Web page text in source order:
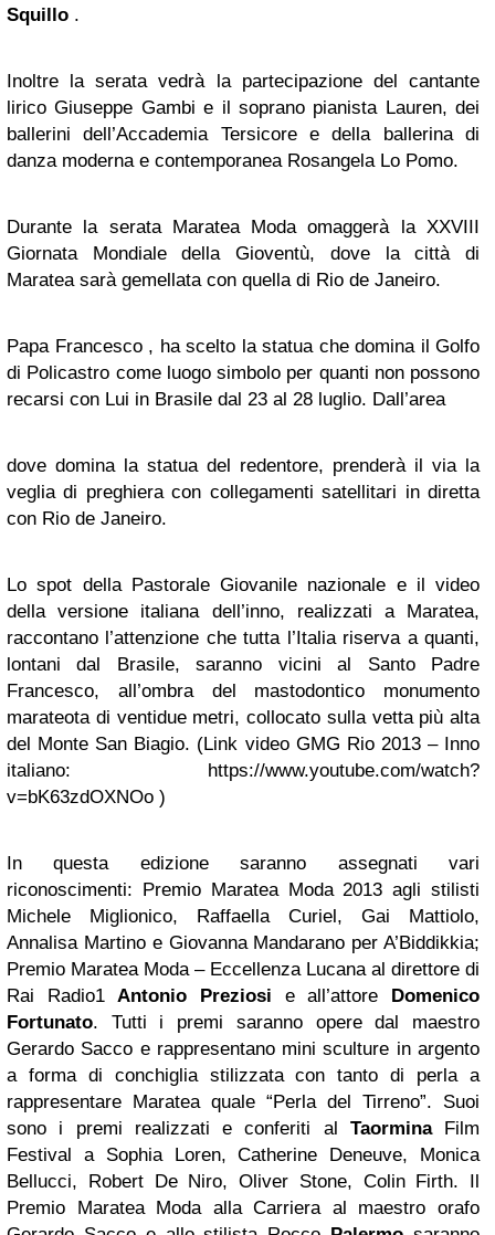
Squillo .
Inoltre la serata vedrà la partecipazione del cantante
lirico Giuseppe Gambi e il soprano pianista Lauren, dei
ballerini dell’Accademia Tersicore e della ballerina di
danza moderna e contemporanea Rosangela Lo Pomo.
Durante la serata Maratea Moda omaggerà la XXVIII
Giornata Mondiale della Gioventù, dove la città di
Maratea sarà gemellata con quella di Rio de Janeiro.
Papa Francesco , ha scelto la statua che domina il Golfo
di Policastro come luogo simbolo per quanti non possono
recarsi con Lui in Brasile dal 23 al 28 luglio. Dall’area
dove domina la statua del redentore, prenderà il via la
veglia di preghiera con collegamenti satellitari in diretta
con Rio de Janeiro.
Lo spot della Pastorale Giovanile nazionale e il video
della versione italiana dell’inno, realizzati a Maratea,
raccontano l’attenzione che tutta l’Italia riserva a quanti,
lontani dal Brasile, saranno vicini al Santo Padre
Francesco, all’ombra del mastodontico monumento
marateota di ventidue metri, collocato sulla vetta più alta
del Monte San Biagio. (Link video GMG Rio 2013 – Inno
italiano: https://www.youtube.com/watch?
v=bK63zdOXNOo )
In questa edizione saranno assegnati vari
riconoscimenti: Premio Maratea Moda 2013 agli stilisti
Michele Miglionico, Raffaella Curiel, Gai Mattiolo,
Annalisa Martino e Giovanna Mandarano per A’Biddikkia;
Premio Maratea Moda – Eccellenza Lucana al direttore di
Rai Radio1Antonio Preziosi e all’attore Domenico
Fortunato. Tutti i premi saranno opere dal maestro
Gerardo Sacco e rappresentano mini sculture in argento
a forma di conchiglia stilizzata con tanto di perla a
rappresentare Maratea quale “Perla del Tirreno”. Suoi
sono i premi realizzati e conferiti al TaorminaFilm
Festival a Sophia Loren, Catherine Deneuve, Monica
Bellucci, Robert De Niro, Oliver Stone, Colin Firth. Il
Premio Maratea Moda alla Carriera al maestro orafo